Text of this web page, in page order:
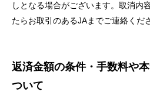
しとなる場合がございます。取消内
たらお取引のあるJAまでご連絡くだ
返済金額の条件・手数料や
ついて